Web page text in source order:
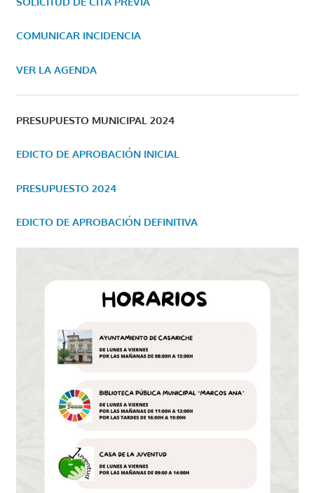
COMUNICAR INCIDENCIA
VER LA AGENDA
PRESUPUESTO MUNICIPAL 2024
EDICTO DE APROBACIÓN INICIAL
PRESUPUESTO 2024
EDICTO DE APROBACIÓN DEFINITIVA